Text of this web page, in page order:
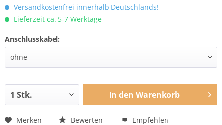
Versandkostenfrei innerhalb Deutschlands!
Lieferzeit ca. 5-7 Werktage
Anschlusskabel:
In den Warenkorb
Merken Bewerten Empfehlen